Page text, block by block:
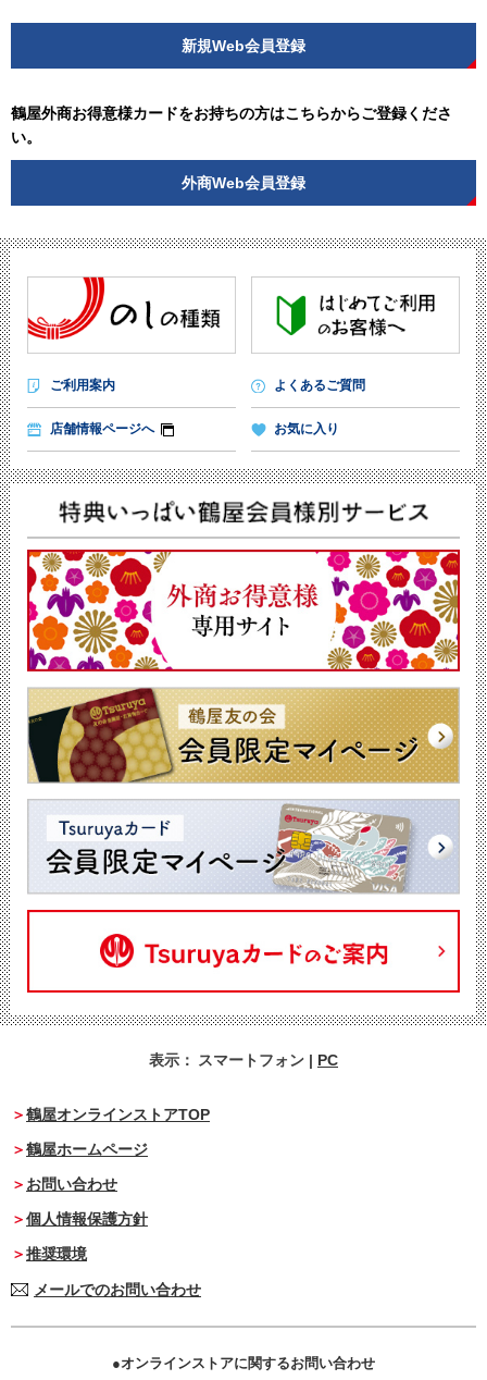
新規Web会員登録
鶴屋外商お得意様カードをお持ちの方はこちらからご登録くださ
い。
外商Web会員登録
ご利用案内 よくあるご質問
店舗情報ページへ お気に入り
表示： スマートフォン | PC
鶴屋オンラインストアTOP
鶴屋ホームページ
お問い合わせ
個人情報保護方針
推奨環境
メールでのお問い合わせ
オンラインストアに関するお問い合わせ